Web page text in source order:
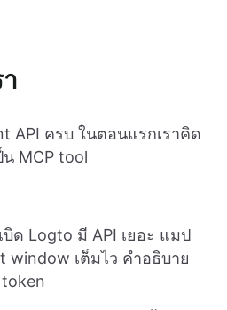
API ครบ ในตอนแรกเราคิด
MCP tool
ด Logto มี API เยอะ แมป
window เต็มไว คำอธิบาย